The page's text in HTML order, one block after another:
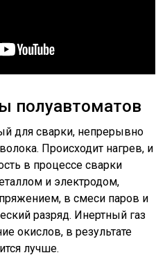
полуавтоматов
для сварки, непрерывно
Происходит нагрев, и
в процессе сварки
и электродом,
в смеси паров и
разряд. Инертный газ
окислов, в результате
лучше.